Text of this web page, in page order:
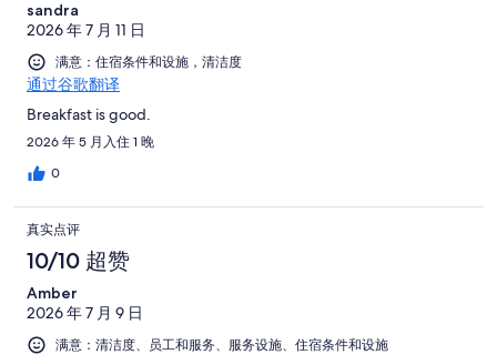
sandra
2026 年 7 月 11 日
满意：住宿条件和设施，清洁度
通过谷歌翻译
Breakfast is good.
2026 年 5 月入住 1 晚
0
真实点评
10/10 超赞
Amber
2026 年 7 月 9 日
满意：清洁度、员工和服务、服务设施、住宿条件和设施